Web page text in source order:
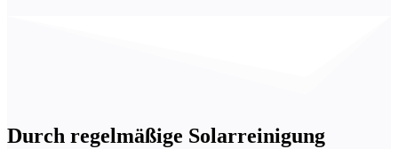
Durch regelmäßige Solarreinigung